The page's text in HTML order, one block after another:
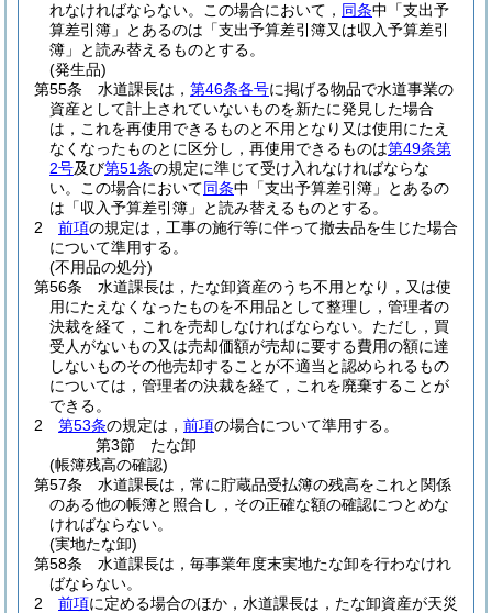
れなければならない。
この場合において， 同条中「支出予
算差引簿」とあるのは「支出予算差引簿又は収入予算差引
簿」と読み替えるものとする。
(発生品)
第55条
水道課長は， 第46条各号に掲げる物品で水道事業の
資産として計上されていないものを新たに発見した場合
は，これを再使用できるものと不用となり又は使用にたえ
なくなったものとに区分し，再使用できるものは第49条第
2号及び第51条の規定に準じて受け入れなければならな
い。
この場合において同条中「支出予算差引簿」とあるの
は「収入予算差引簿」と読み替えるものとする。
2
前項の規定は，工事の施行等に伴って撤去品を生じた場合
について準用する。
(不用品の処分)
第56条
水道課長は，たな卸資産のうち不用となり，又は使
用にたえなくなったものを不用品として整理し，管理者の
決裁を経て，これを売却しなければならない。 ただし，買
受人がないもの又は売却価額が売却に要する費用の額に達
しないものその他売却することが不適当と認められるもの
については，管理者の決裁を経て，これを廃棄することが
できる。
2
第53条の規定は， 前項の場合について準用する。
第3節
たな卸
(帳簿残高の確認)
第57条
水道課長は，常に貯蔵品受払簿の残高をこれと関係
のある他の帳簿と照合し，その正確な額の確認につとめな
ければならない。
(実地たな卸)
第58条
水道課長は，毎事業年度末実地たな卸を行わなけれ
ばならない。
2
前項に定める場合のほか，水道課長は，たな卸資産が天災